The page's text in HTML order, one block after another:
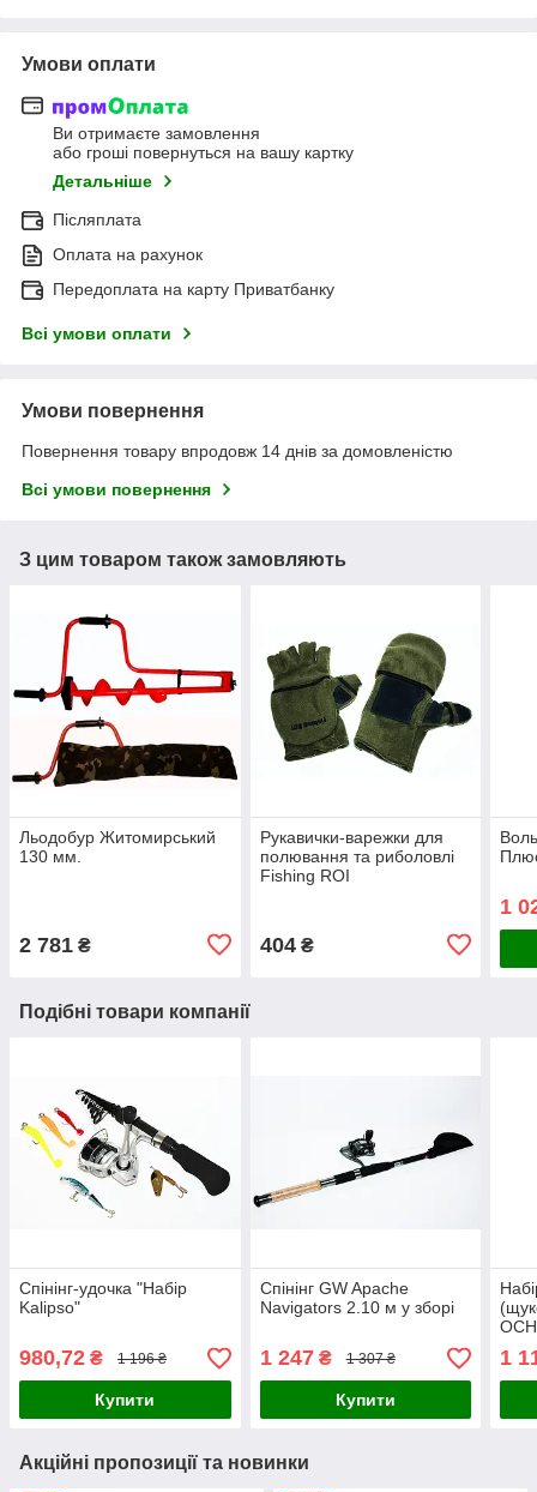
Умови оплати
Ви отримаєте замовлення
або гроші повернуться на вашу картку
Детальніше
Післяплата
Оплата на рахунок
Передоплата на карту Приватбанку
Всі умови оплати
Умови повернення
Повернення товару впродовж 14 днів за домовленістю
Всі умови повернення
З цим товаром також замовляють
Льодобур Житомирський
130 мм.
2 781 ₴
Рукавички-варежки для
полювання та риболовлі
Fishing ROI
404₴
1
Подібні товари компанії
Спінінг-удочка "Набір
Kalipso"
980,72 ₴ 1 196 ₴
Купити
Спінінг GW Apache
Navigators 2.10 м у зборі
1 247₴ 1 307 ₴
Купити
1
Акційні пропозиції та новинки